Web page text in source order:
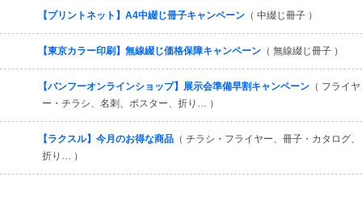
【プリントネット】A4中綴じ冊子キャンペーン （ 中綴じ冊子 ）
【東京カラー印刷】無線綴じ価格保障キャンペーン （ 無線綴じ冊子 ）
【バンフーオンラインショップ】展示会準備早割キャンペーン （ フライヤ
ー・チラシ、名刺、ポスター、折り… ）
【ラクスル】今月のお得な商品 （ チラシ・フライヤー、冊子・カタログ、
折り… ）